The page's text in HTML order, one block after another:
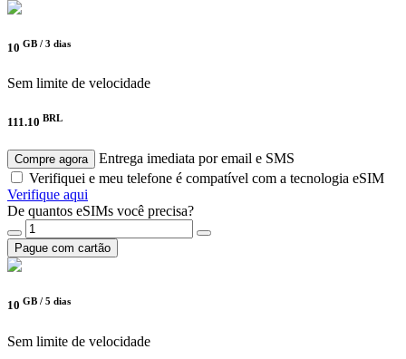
10 GB / 3 dias
Sem limite de velocidade
111.10 BRL
Compre agora
Entrega imediata por email e SMS
Verifiquei e meu telefone é compatível com a tecnologia eSIM
Verifique aqui
De quantos eSIMs você precisa?
Pague com cartão
10 GB / 5 dias
Sem limite de velocidade